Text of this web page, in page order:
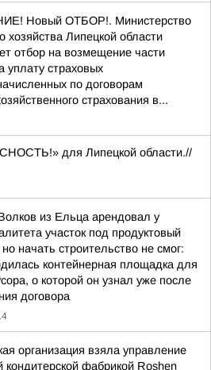
Новый ОТБОР!. Министерство
хозяйства Липецкой области
отбор на возмещение части
уплату страховых
по договорам
страхования в...
для Липецкой области.//
из Ельца арендовал у
участок под продуктовый
начать строительство не смог:
контейнерная площадка для
о которой он узнал уже после
договора
организация взяла управление
кондитерской фабрикой Roshen